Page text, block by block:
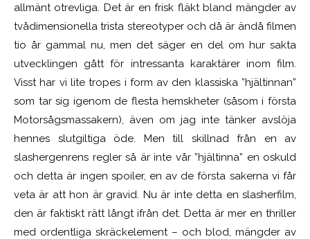
allmänt otrevliga. Det är en frisk fläkt bland mängder av
tvådimensionella trista stereotyper och då är ändå filmen
tio år gammal nu, men det säger en del om hur sakta
utvecklingen gått för intressanta karaktärer inom film.
Visst har vi lite tropes i form av den klassiska ”hjältinnan”
som tar sig igenom de flesta hemskheter (såsom i första
Motorsågsmassakern), även om jag inte tänker avslöja
hennes slutgiltiga öde. Men till skillnad från en av
slashergenrens regler så är inte vår ”hjältinna” en oskuld
och detta är ingen spoiler, en av de första sakerna vi får
veta är att hon är gravid. Nu är inte detta en slasherfilm,
den är faktiskt rätt långt ifrån det. Detta är mer en thriller
med ordentliga skräckelement – och blod, mängder av